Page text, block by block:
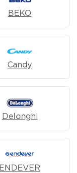
BEKO
Candy
Delonghi
ENDEVER